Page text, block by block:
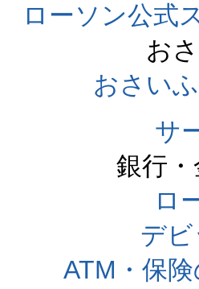
ローソン公式
お
おさい
サ
銀行
ロ
デ
ATM・保